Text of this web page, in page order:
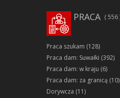
PRACA 556
Praca szukam (128)
Praca dam: Suwałki (392)
Praca dam: w kraju (6)
Praca dam: za granicą (10)
Dorywcza (11)